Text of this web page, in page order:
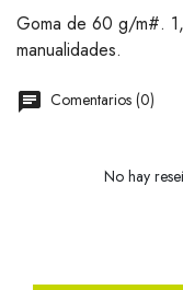
Goma de 60 g/m#.
manualidades.
Comentarios (0)
No hay